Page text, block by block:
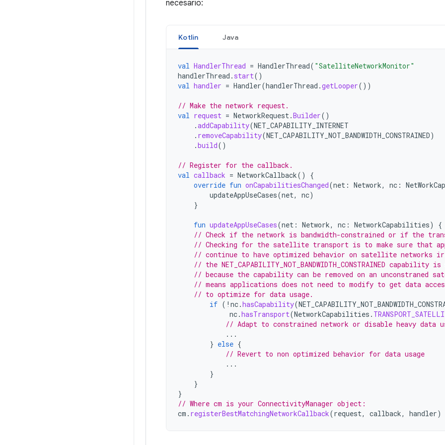
necesario:
Kotlin Java
val HandlerThread = HandlerThread( "SatelliteNetworkMonitor"
handlerThread . start()
val handler = Handler(handlerThread .getLooper())
// Make the network request.
val request = NetworkRequest.Builder()
.addCapability(NET_CAPABILITY_INTERNET
. removeCapability(NET_CAPABILITY_NOT_BANDWIDTH_CONSTRAINED)
.build()
// Register for the callback.
val callback = NetworkCallback()
{
override fun onCapabilitiesChanged(net : Network, nc :
updateAppUseCases(net, nc)
}
fun updateAppUseCases(net : Network, nc : NetworkCapabilities)
{
// Check if the network is bandwidth-constrained or if the
// Checking for the satellite transport is to make sure that
// continue to have optimized behavior on satellite networks
// the NET_CAPABILITY_NOT_BANDWIDTH_CONSTRAINED
// because the capability can be removed on an unconstraned
// means applications does not need to modify to get data
// to optimize for data usage.
if ( ! nc.hasCapability(
nc.hasTransport(NetworkCapabilities .
// Adapt to constrained network or disable heavy data
...
} else {
// Revert to non optimized behavior for data usage
...
}
}
}
// Where cm is your ConnectivityManager object:
cm . registerBestMatchingNetworkCallback(request, callback, handler)